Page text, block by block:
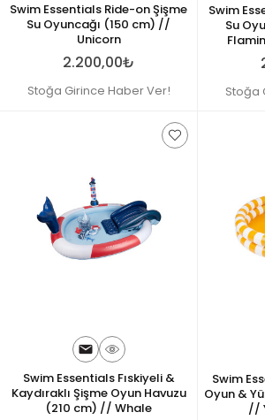
Swim Essentials Ride-on Şişme
Su Oyuncağı (150 cm) //
Unicorn
2.200,00₺
Stoğa Girince Haber Ver!
Swim
Su
Stoğa
Swim Essentials Fıskiyeli &
Kaydıraklı Şişme Oyun Havuzu
(210 cm) // Whale
Swim
Oyun &
//